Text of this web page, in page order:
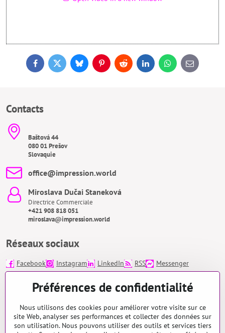
FacebookTwitterBlueskyPinterestReddit LinkedInWhatsApp
E-
mail
Contacts
Baštová 44
080 01 Prešov
Slovaquie
office​@impression​.world
Miroslava Dučai Staneková
Directrice Commerciale
+421 908 818 051
miroslava@impression.world
Réseaux sociaux
Facebook Instagram LinkedIn RSS Messenger
impression.world/
Appelez-moi!*
Préférences de confidentialité
Nous utilisons des cookies pour améliorer votre visite sur ce
site Web, analyser ses performances et collecter des données sur
son utilisation. Nous pouvons utiliser des outils et services tiers